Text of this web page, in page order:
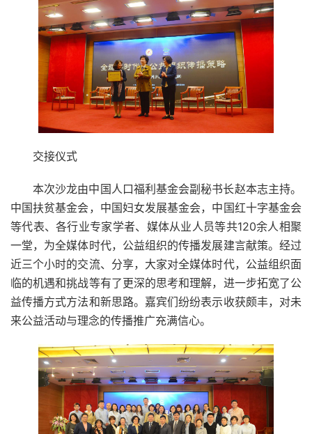
交接仪式
本次沙龙由中国人口福利基金会副秘书长赵本志主持。
中国扶贫基金会，中国妇女发展基金会，中国红十字基金会
等代表、各行业专家学者、媒体从业人员等共120余人相聚
一堂，为全媒体时代，公益组织的传播发展建言献策。经过
近三个小时的交流、分享，大家对全媒体时代，公益组织面
临的机遇和挑战等有了更深的思考和理解，进一步拓宽了公
益传播方式方法和新思路。嘉宾们纷纷表示收获颇丰，对未
来公益活动与理念的传播推广充满信心。